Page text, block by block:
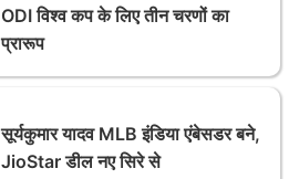
ODI विश्व कप के लिए तीन चरणों का
प्रारूप
सूर्यकुमार यादव MLB इंडिया एंबेसडर बने,
JioStar डील नए सिरे से